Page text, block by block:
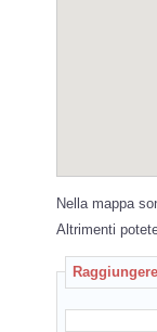
Nella mappa
Altrimenti